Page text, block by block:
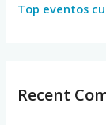
Top eventos
Recent